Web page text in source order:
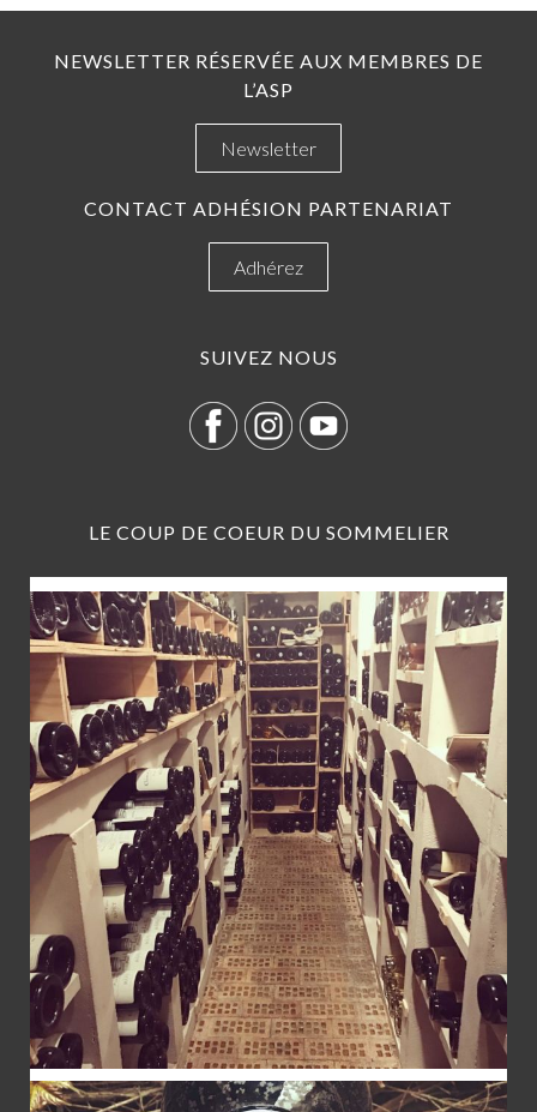
NEWSLETTER RÉSERVÉE AUX MEMBRES DE
L’ASP
Newsletter
CONTACT ADHÉSION PARTENARIAT
Adhérez
SUIVEZ NOUS
LE COUP DE COEUR DU SOMMELIER